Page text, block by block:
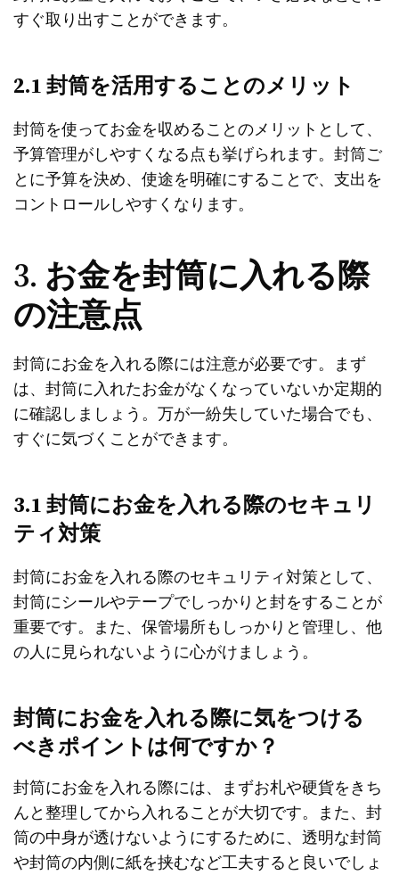
すぐ取り出すことができます。
2.1 封筒を活用することのメリット
封筒を使ってお金を収めることのメリットとして、
予算管理がしやすくなる点も挙げられます。封筒ご
とに予算を決め、使途を明確にすることで、支出を
コントロールしやすくなります。
3. お金を封筒に入れる際
の注意点
封筒にお金を入れる際には注意が必要です。まず
は、封筒に入れたお金がなくなっていないか定期的
に確認しましょう。万が一紛失していた場合でも、
すぐに気づくことができます。
3.1 封筒にお金を入れる際のセキュリ
ティ対策
封筒にお金を入れる際のセキュリティ対策として、
封筒にシールやテープでしっかりと封をすることが
重要です。また、保管場所もしっかりと管理し、他
の人に見られないように心がけましょう。
封筒にお金を入れる際に気をつける
べきポイントは何ですか？
封筒にお金を入れる際には、まずお札や硬貨をきち
んと整理してから入れることが大切です。また、封
筒の中身が透けないようにするために、透明な封筒
や封筒の内側に紙を挟むなど工夫すると良いでしょ